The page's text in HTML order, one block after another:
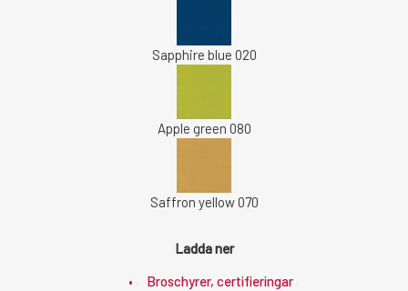
Sapphire blue 020
Apple green 080
Saffron yellow 070
Ladda ner
Broschyrer, certifieringar